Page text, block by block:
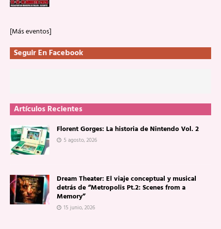
[Más eventos]
Seguir En Facebook
Artículos Recientes
Florent Gorges: La historia de Nintendo Vol. 2
5 agosto, 2026
Dream Theater: El viaje conceptual y musical
detrás de “Metropolis Pt.2: Scenes from a
Memory”
15 junio, 2026